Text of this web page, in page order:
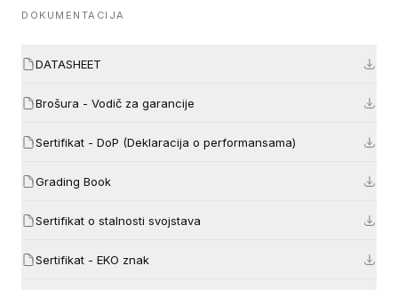
DOKUMENTACIJA
DATASHEET
Brošura - Vodič za garancije
Sertifikat - DoP (Deklaracija o performansama)
Grading Book
Sertifikat o stalnosti svojstava
Sertifikat - EKO znak